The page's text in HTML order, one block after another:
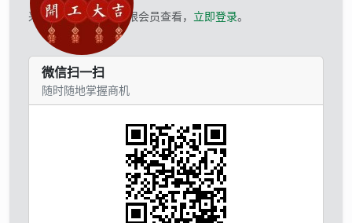
采购商的联系方式仅限会员查看， 立即登录。
微信扫一扫
随时随地掌握商机